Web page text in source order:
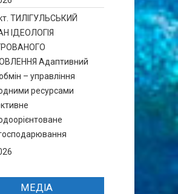
ТИЛІГУЛЬСЬКИЙ
ІДЕОЛОГІЯ
Адаптивний
– управління
ресурсами
МЕДІА